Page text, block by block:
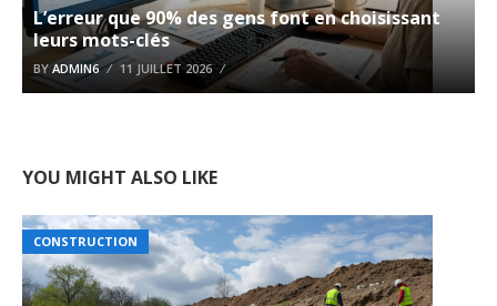
L’erreur que 90% des gens font en choisissant
leurs mots-clés
BYADMIN6 11 JUILLET 2026
YOU MIGHT ALSO LIKE
CONSTRUCTION